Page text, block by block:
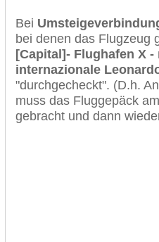
Bei
bei denen das Flugzeug
[Capital]- Flughafen X
internazionale
"durchgecheckt". (D.h.
muss das Fluggepäck
gebracht und dann